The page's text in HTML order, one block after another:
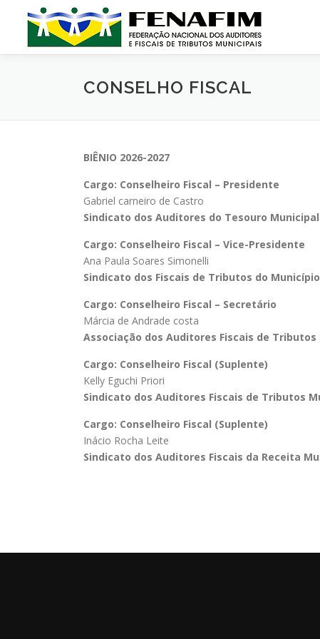
conteúdo
CONSELHO FISCAL
BIÊNIO 2026-2027
Cargo: Conselheiro Fiscal – Presidente
Gabriel carneiro de Castro
Sindicato dos Auditores do Tesouro Municipal
Cargo: Conselheiro Fiscal – Vice-Presidente
Ana Paula Soares Simonelli
Sindicato dos Fiscais de Tributos do
Cargo: Conselheiro Fiscal – Secretário
Márcia de Andrade costa
Associação dos Auditores Fiscais de Tributos
Cargo: Conselheiro Fiscal (Suplente)
Kelly Eguchi Priori
Sindicato dos Auditores Fiscais de Tributos
Cargo: Conselheiro Fiscal (Suplente)
Inácio Rocha Leite
Sindicato dos Auditores Fiscais da Receita